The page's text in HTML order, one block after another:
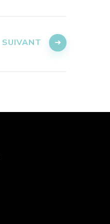
SUIVANT